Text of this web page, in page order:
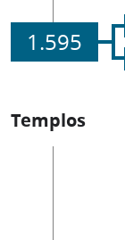
1.595
Templos